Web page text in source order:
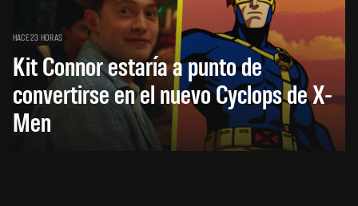
HACE 23 HORAS
Kit Connor estaría a punto de
convertirse en el nuevo Cyclops de X-
Men